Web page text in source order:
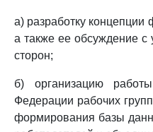
а) разработку
а также ее обсуждение с
сторон;
б) организацию
Федерации рабочих
формирования базы